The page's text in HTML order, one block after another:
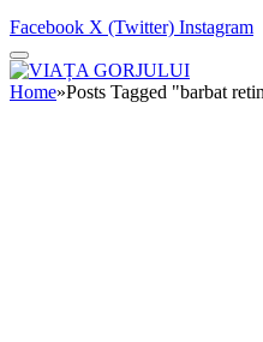
Facebook X (Twitter) Instagram
Home»Posts Tagged "barbat